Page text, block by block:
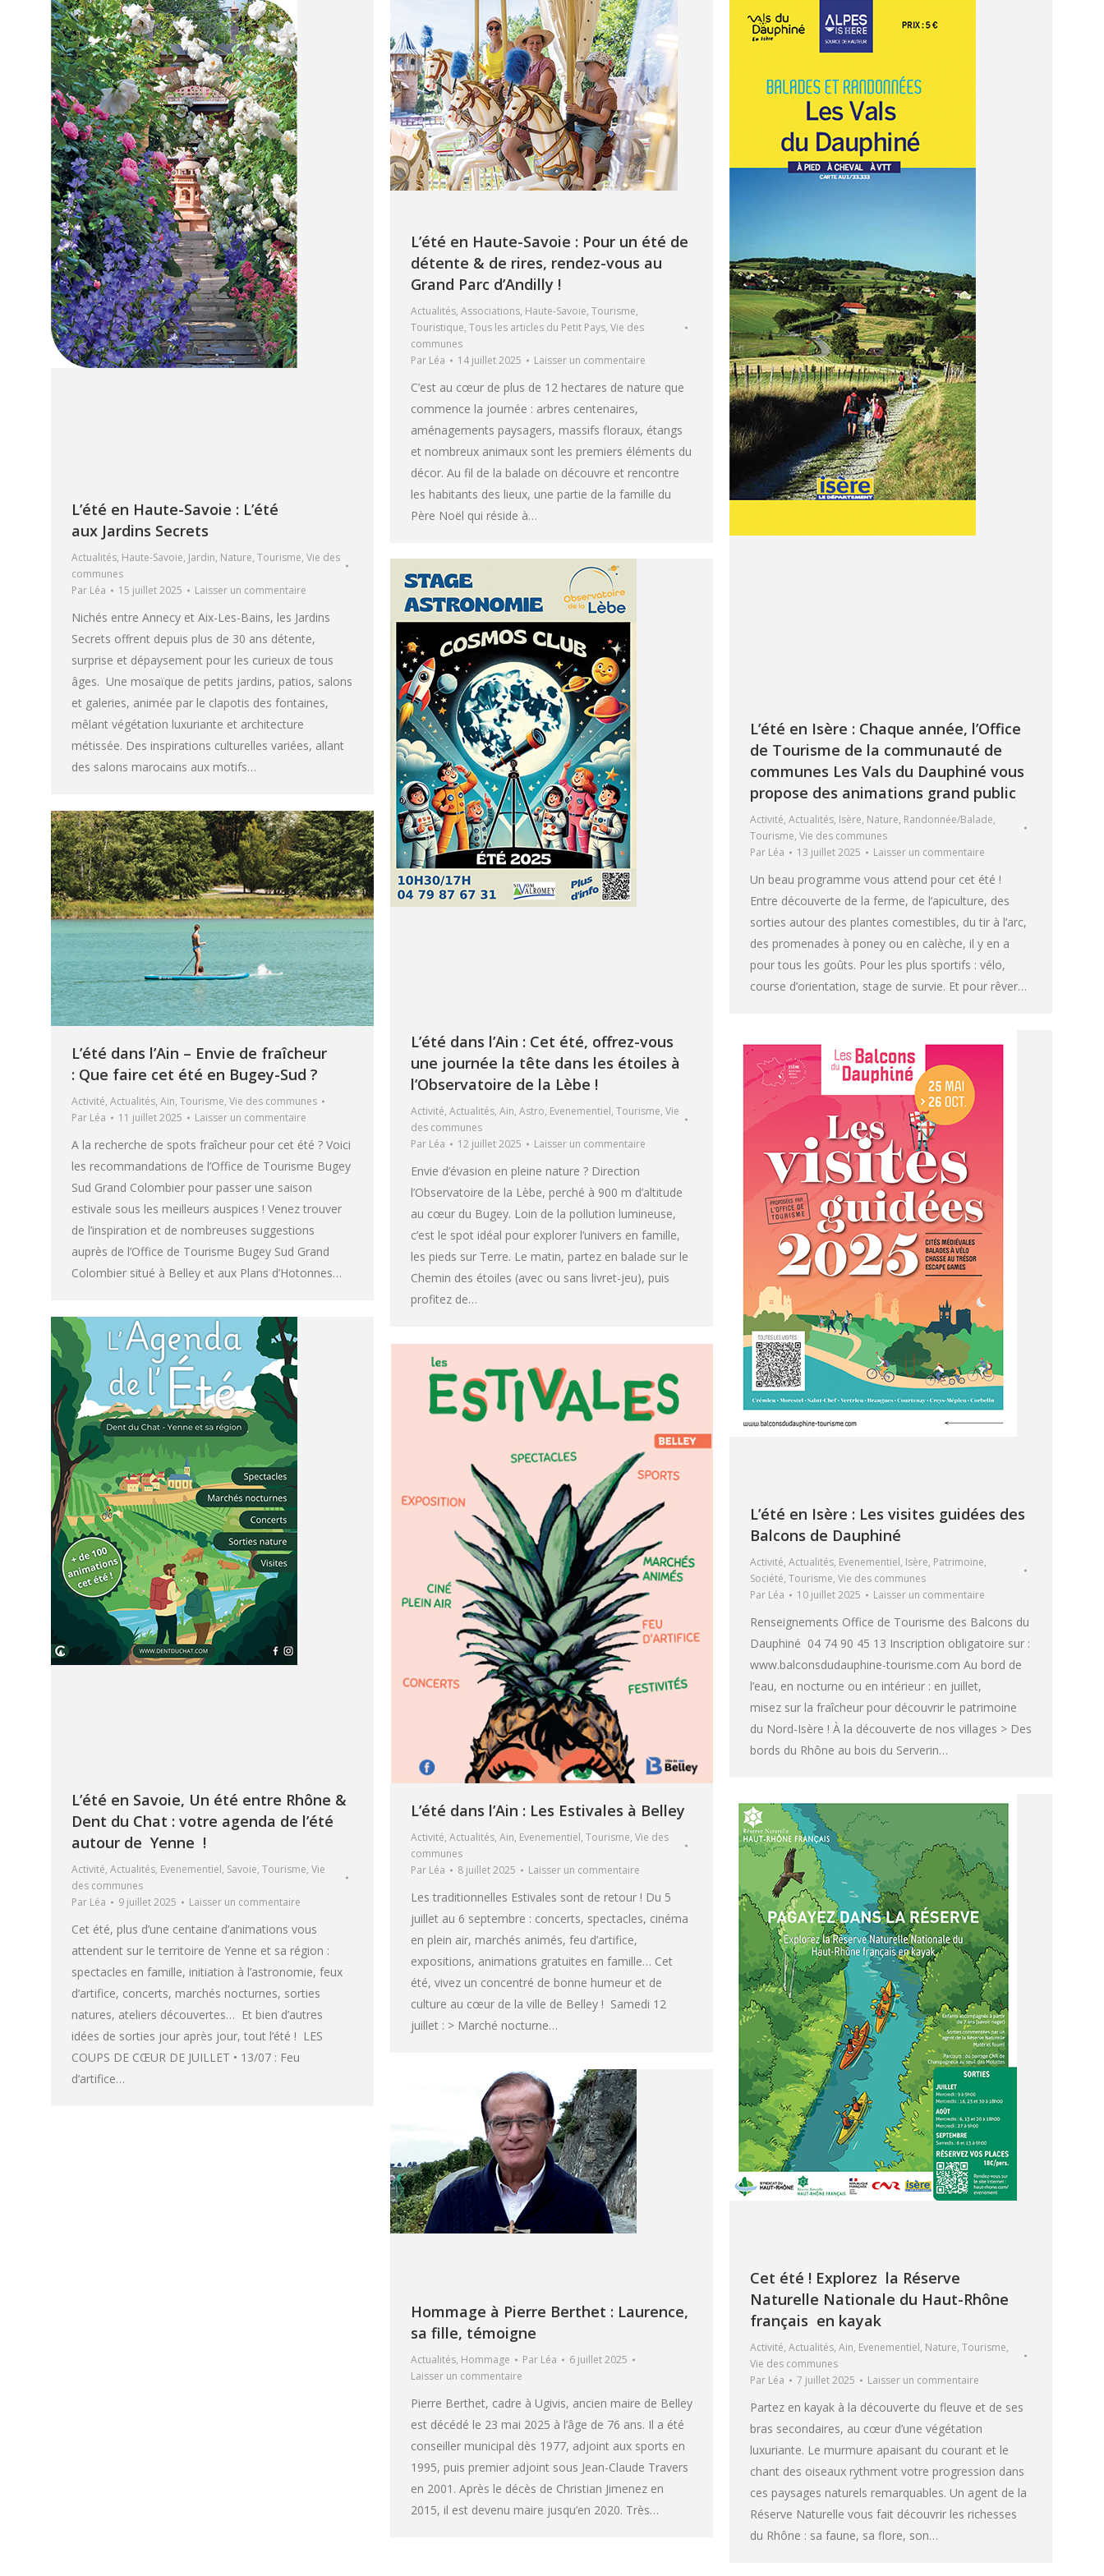
L’été en Haute-Savoie : L’été
aux Jardins Secrets
Actualités, Haute-Savoie, Jardin, Nature, Tourisme, Vie des
communes
Par Léa 15 juillet 2025 Laisser un commentaire
Nichés entre Annecy et Aix-Les-Bains, les Jardins
Secrets offrent depuis plus de 30 ans détente,
surprise et dépaysement pour les curieux de tous
âges. Une mosaïque de petits jardins, patios, salons
et galeries, animée par le clapotis des fontaines,
mêlant végétation luxuriante et architecture
métissée. Des inspirations culturelles variées, allant
des salons marocains aux motifs…
L’été en Haute-Savoie : Pour un été de
détente & de rires, rendez-vous au
Grand Parc d’Andilly !
Actualités, Associations, Haute-Savoie, Tourisme,
Touristique, Tous les articles du Petit Pays, Vie des
communes
Par Léa 14 juillet 2025 Laisser un commentaire
C’est au cœur de plus de 12 hectares de nature que
commence la journée : arbres centenaires,
aménagements paysagers, massifs floraux, étangs
et nombreux animaux sont les premiers éléments du
décor. Au fil de la balade on découvre et rencontre
les habitants des lieux, une partie de la famille du
Père Noël qui réside à…
L’été en Isère : Chaque année, l’Office
de Tourisme de la communauté de
communes Les Vals du Dauphiné vous
propose des animations grand public
Activité, Actualités, Isère, Nature, Randonnée/Balade,
Tourisme, Vie des communes
Par Léa 13 juillet 2025 Laisser un commentaire
Un beau programme vous attend pour cet été !
Entre découverte de la ferme, de l’apiculture, des
sorties autour des plantes comestibles, du tir à l’arc,
des promenades à poney ou en calèche, il y en a
pour tous les goûts. Pour les plus sportifs : vélo,
course d’orientation, stage de survie. Et pour rêver…
L’été dans l’Ain : Cet été, offrez-vous
une journée la tête dans les étoiles à
l’Observatoire de la Lèbe !
Activité, Actualités, Ain, Astro, Evenementiel, Tourisme, Vie
des communes
Par Léa 12 juillet 2025 Laisser un commentaire
Envie d’évasion en pleine nature ? Direction
l’Observatoire de la Lèbe, perché à 900 m d’altitude
au cœur du Bugey. Loin de la pollution lumineuse,
c’est le spot idéal pour explorer l’univers en famille,
les pieds sur Terre. Le matin, partez en balade sur le
Chemin des étoiles (avec ou sans livret-jeu), puis
profitez de…
L’été dans l’Ain – Envie de fraîcheur
: Que faire cet été en Bugey-Sud ?
Activité, Actualités, Ain, Tourisme, Vie des communes
Par Léa 11 juillet 2025 Laisser un commentaire
A la recherche de spots fraîcheur pour cet été ? Voici
les recommandations de l’Office de Tourisme Bugey
Sud Grand Colombier pour passer une saison
estivale sous les meilleurs auspices ! Venez trouver
de l’inspiration et de nombreuses suggestions
auprès de l’Office de Tourisme Bugey Sud Grand
Colombier situé à Belley et aux Plans d’Hotonnes…
L’été en Isère : Les visites guidées des
Balcons de Dauphiné
Activité, Actualités, Evenementiel, Isère, Patrimoine,
Société, Tourisme, Vie des communes
Par Léa 10 juillet 2025 Laisser un commentaire
Renseignements Office de Tourisme des Balcons du
Dauphiné 04 74 90 45 13 Inscription obligatoire sur :
www.balconsdudauphine-tourisme.com Au bord de
l’eau, en nocturne ou en intérieur : en juillet,
misez sur la fraîcheur pour découvrir le patrimoine
du Nord-Isère ! À la découverte de nos villages > Des
bords du Rhône au bois du Serverin…
L’été en Savoie, Un été entre Rhône &
Dent du Chat : votre agenda de l’été
autour de Yenne !
Activité, Actualités, Evenementiel, Savoie, Tourisme, Vie
des communes
Par Léa 9 juillet 2025 Laisser un commentaire
Cet été, plus d’une centaine d’animations vous
attendent sur le territoire de Yenne et sa région :
spectacles en famille, initiation à l’astronomie, feux
d’artifice, concerts, marchés nocturnes, sorties
natures, ateliers découvertes… Et bien d’autres
idées de sorties jour après jour, tout l’été ! LES
COUPS DE CŒUR DE JUILLET • 13/07 : Feu
d’artifice…
L’été dans l’Ain : Les Estivales à Belley
Activité, Actualités, Ain, Evenementiel, Tourisme, Vie des
communes
Par Léa 8 juillet 2025 Laisser un commentaire
Les traditionnelles Estivales sont de retour ! Du 5
juillet au 6 septembre : concerts, spectacles, cinéma
en plein air, marchés animés, feu d’artifice,
expositions, animations gratuites en famille… Cet
été, vivez un concentré de bonne humeur et de
culture au cœur de la ville de Belley ! Samedi 12
juillet : > Marché nocturne…
Cet été ! Explorez la Réserve
Naturelle Nationale du Haut-Rhône
français en kayak
Activité, Actualités, Ain, Evenementiel, Nature, Tourisme,
Vie des communes
Par Léa 7 juillet 2025 Laisser un commentaire
Partez en kayak à la découverte du fleuve et de ses
bras secondaires, au cœur d’une végétation
luxuriante. Le murmure apaisant du courant et le
chant des oiseaux rythment votre progression dans
ces paysages naturels remarquables. Un agent de la
Réserve Naturelle vous fait découvrir les richesses
du Rhône : sa faune, sa flore, son…
Hommage à Pierre Berthet : Laurence,
sa fille, témoigne
Actualités, Hommage Par Léa
6 juillet 2025
Laisser un commentaire
Pierre Berthet, cadre à Ugivis, ancien maire de Belley
est décédé le 23 mai 2025 à l’âge de 76 ans. Il a été
conseiller municipal dès 1977, adjoint aux sports en
1995, puis premier adjoint sous Jean-Claude Travers
en 2001. Après le décès de Christian Jimenez en
2015, il est devenu maire jusqu’en 2020. Très…